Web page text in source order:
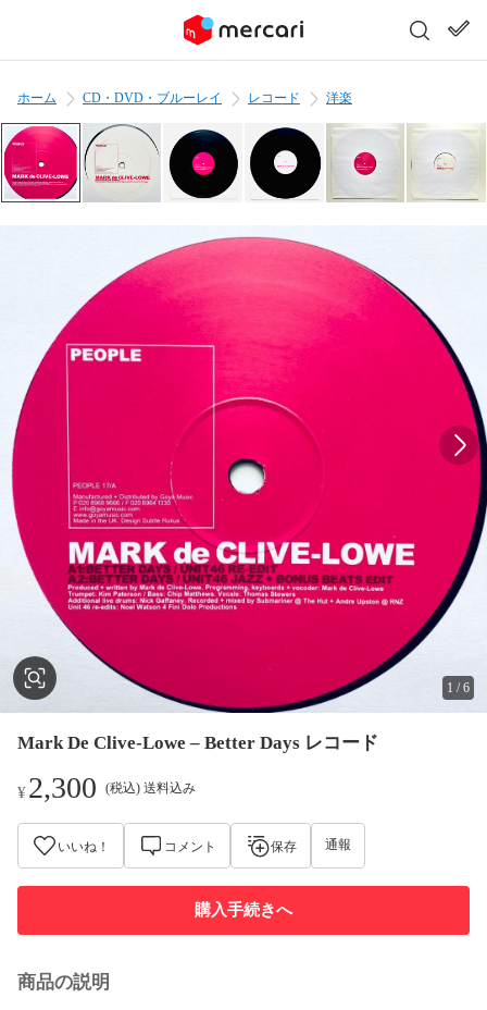
ホーム CD・DVD・ブルーレイ レコード 洋楽
1 /6
Mark De Clive-Lowe – Better Days レコード
¥2,300 (税込) 送料込み
いいね！ コメント 保存 通報
購入手続きへ
商品の説明